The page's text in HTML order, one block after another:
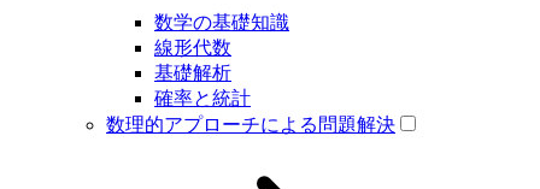
数学の基礎知識
線形代数
基礎解析
確率と統計
数理的アプローチによる問題解決